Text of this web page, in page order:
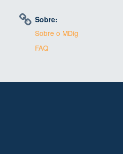
Sobre:
Sobre o MDig
FAQ